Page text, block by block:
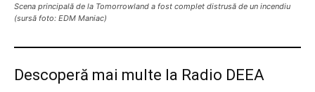
Scena principală de la Tomorrowland a fost complet distrusă de un incendiu
(sursă foto: EDM Maniac)
Descoperă mai multe la Radio DEEA